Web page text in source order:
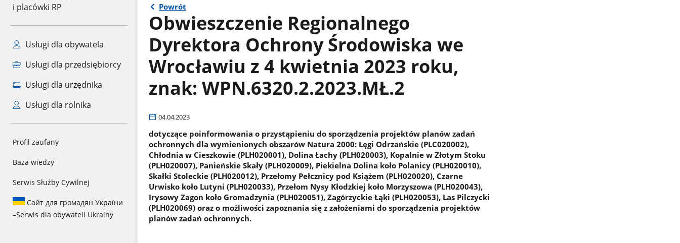
i placówki RP
Usługi dla obywatela
Usługi dla przedsiębiorcy
Usługi dla urzędnika
Usługi dla rolnika
Profil zaufany
Baza wiedzy
Serwis Służby Cywilnej
Сайт для громадян України
–Serwis dla obywateli Ukrainy
Powrót
Obwieszczenie Regionalnego
Dyrektora Ochrony Środowiska we
Wrocławiu z 4 kwietnia 2023 roku,
znak: WPN.6320.2.2023.MŁ.2
04.04.2023
dotyczące poinformowania o przystąpieniu do sporządzenia projektów planów zadań
ochronnych dla wymienionych obszarów Natura 2000: Łęgi Odrzańskie (PLC020002),
Chłodnia w Cieszkowie (PLH020001), Dolina Łachy (PLH020003), Kopalnie w Złotym Stoku
(PLH020007), Panieńskie Skały (PLH020009), Piekielna Dolina koło Polanicy (PLH020010),
Skałki Stoleckie (PLH020012), Przełomy Pełcznicy pod Książem (PLH020020), Czarne
Urwisko koło Lutyni (PLH020033), Przełom Nysy Kłodzkiej koło Morzyszowa (PLH020043),
Irysowy Zagon koło Gromadzynia (PLH020051), Zagórzyckie Łąki (PLH020053), Las Pilczycki
(PLH020069) oraz o możliwości zapoznania się z założeniami do sporządzenia projektów
planów zadań ochronnych.